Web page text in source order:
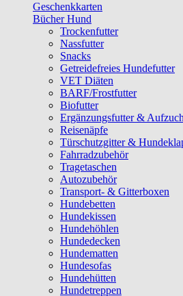
Geschenkkarten
Bücher Hund
Trockenfutter
Nassfutter
Snacks
Getreidefreies Hundefutter
VET Diäten
BARF/Frostfutter
Biofutter
Ergänzungsfutter &
Reisenäpfe
Türschutzgitter &
Fahrradzubehör
Tragetaschen
Autozubehör
Transport- & Gitterboxen
Hundebetten
Hundekissen
Hundehöhlen
Hundedecken
Hundematten
Hundesofas
Hundehütten
Hundetreppen